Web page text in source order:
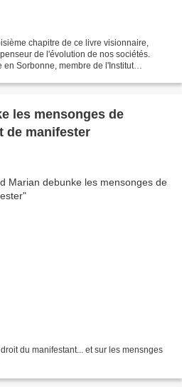
chapitre de ce livre visionnaire,
de l'évolution de nos sociétés.
Sorbonne, membre de l'Institut
les mensonges de
de manifester
du manifestant... et sur les mensnges